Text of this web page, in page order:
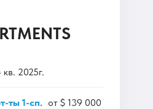
кв. 2025г.
ты 1-сп. от $ 139 000